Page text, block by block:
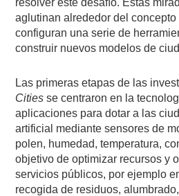
aglutinan alrededor del
configuran una serie de
construir nuevos modelos de
Las primeras etapas de las
Cities se centraron en la
aplicaciones para dotar a las
artificial mediante sensores de
polen, humedad, temperatura,
objetivo de optimizar recursos y
servicios públicos, por ejemplo
recogida de residuos,